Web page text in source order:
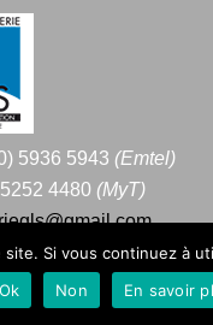
5936 5943 (Emtel)
4480 (MyT)
Si vous continuez à
Ok
Non En savoir